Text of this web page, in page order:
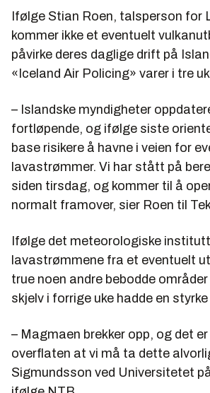
Ifølge Stian Roen, talsperson for
kommer ikke et eventuelt
påvirke deres daglige drift på
«Iceland Air Policing» varer i tre
– Islandske myndigheter
fortløpende, og ifølge siste
base risikere å havne i veien for
lavastrømmer. Vi har stått på
siden tirsdag, og kommer til å
normalt framover, sier Roen til
Ifølge det meteorologiske
lavastrømmene fra et eventuelt
true noen andre bebodde
skjelv i forrige uke hadde en styrke
– Magmaen brekker opp, og det
overflaten at vi må ta dette
Sigmundsson ved Universitetet